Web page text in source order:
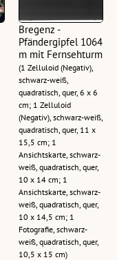
Bregenz -
Pfändergipfel 1064
m mit Fernsehturm
(1 Zelluloid (Negativ),
schwarz-weiß,
quadratisch, quer, 6 x 6
cm; 1 Zelluloid
(Negativ), schwarz-weiß,
quadratisch, quer, 11 x
15,5 cm; 1
Ansichtskarte, schwarz-
weiß, quadratisch, quer,
10 x 14 cm; 1
Ansichtskarte, schwarz-
weiß, quadratisch, quer,
10 x 14,5 cm; 1
Fotografie, schwarz-
weiß, quadratisch, quer,
10,5 x 15 cm)